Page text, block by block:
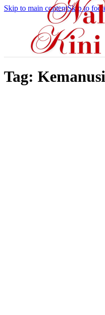
Skip to main contentSkip to
Tag: